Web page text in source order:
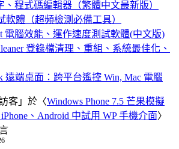
、程式碼編輯器（繁體中文最新版）
軟體（超頻檢測必備工具）
電腦效能、運作速度測試軟體(中文版)
登錄檔清理、重組、系統最佳化、
遠端桌面：跨平台遙控 Win, Mac 電腦
客 」於〈Windows Phone 7.5 芒果模擬
、Android 中試用 WP 手機介面〉